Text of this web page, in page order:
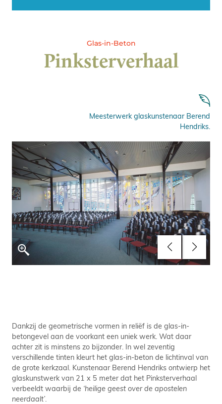
Glas-in-Beton
Pinksterverhaal
Meesterwerk glaskunstenaar Berend
Hendriks.
Dankzij de geometrische vormen in reliëf is de glas-in-
betongevel aan de voorkant een uniek werk. Wat daar
achter zit is minstens zo bijzonder. In wel zeventig
verschillende tinten kleurt het glas-in-beton de lichtinval van
de grote kerkzaal. Kunstenaar Berend Hendriks ontwierp het
glaskunstwerk van 21 x 5 meter dat het Pinksterverhaal
verbeeldt waarbij de ‘heilige geest over de apostelen
neerdaalt’